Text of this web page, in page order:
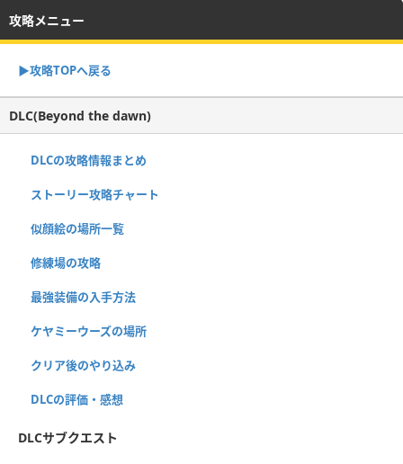
攻略メニュー
▶︎攻略TOPへ戻る
DLC(Beyond the dawn)
DLCの攻略情報まとめ
ストーリー攻略チャート
似顔絵の場所一覧
修練場の攻略
最強装備の入手方法
ケヤミーウーズの場所
クリア後のやり込み
DLCの評価・感想
DLCサブクエスト